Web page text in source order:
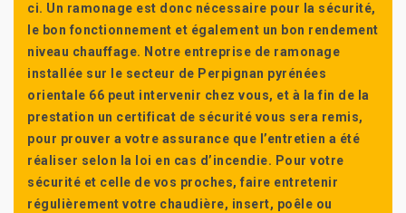
ci. Un ramonage est donc nécessaire pour la sécurité,
le bon fonctionnement et également un bon rendement
niveau chauffage. Notre entreprise de ramonage
installée sur le secteur de Perpignan pyrénées
orientale 66 peut intervenir chez vous, et à la fin de la
prestation un certificat de sécurité vous sera remis,
pour prouver a votre assurance que l’entretien a été
réaliser selon la loi en cas d’incendie. Pour votre
sécurité et celle de vos proches, faire entretenir
régulièrement votre chaudière, insert, poêle ou